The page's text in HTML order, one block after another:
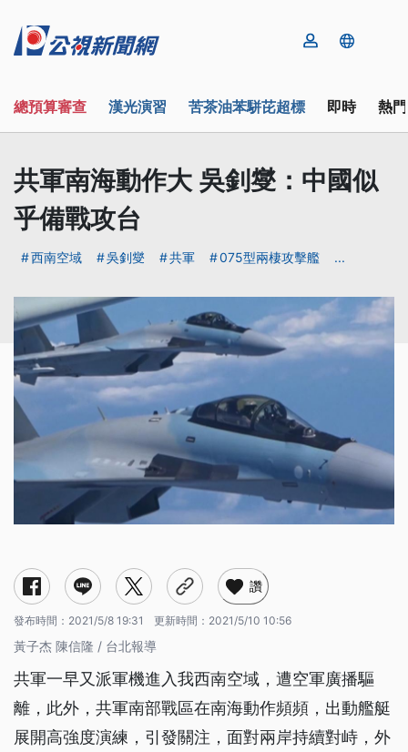
總預算審查 漢光演習 苦茶油苯駢芘超標 即時 熱
共軍南海動作大 吳釗燮：中國似
乎備戰攻台
西南空域 吳釗燮 共軍 075型兩棲攻擊艦 ...
讚
發布時間： 2021/5/8 19:31 更新時間： 2021/5/10 10:56
黃子杰 陳信隆 / 台北報導
共軍一早又派軍機進入我西南空域，遭空軍廣播驅
離，此外，共軍南部戰區在南海動作頻頻，出動艦艇
展開高強度演練，引發關注，面對兩岸持續對峙，外